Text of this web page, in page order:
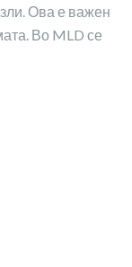
Ова е важен
Во MLD се